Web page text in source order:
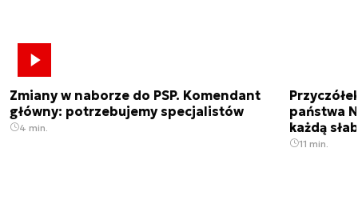
Zmiany w naborze do PSP. Komendant
główny: potrzebujemy specjalistów
4 min.
państwa
każdą
11 min.